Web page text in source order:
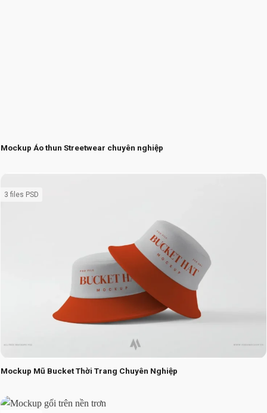
Mockup Áo thun Streetwear chuyên nghiệp
Mockup Mũ Bucket Thời Trang Chuyên Nghiệp
3 files PSD